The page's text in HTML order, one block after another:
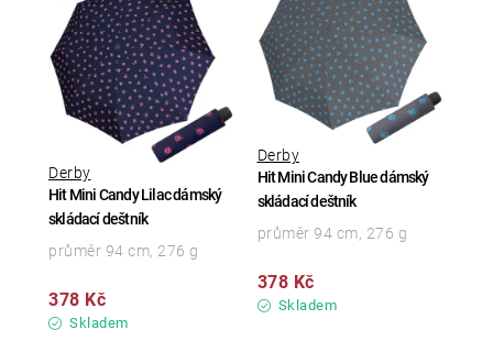
Hit Mini Candy Lilac dámský
skládací deštník
Derby
Skladem
378 Kč
průměr 94 cm, 276 g
Hit Mini Candy Blue dámský
skládací deštník
Derby
Skladem
378 Kč
průměr 94 cm, 276 g